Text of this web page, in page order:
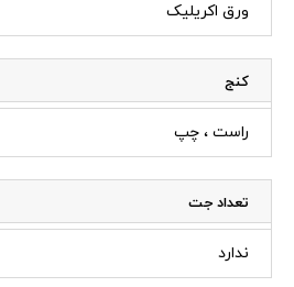
ورق اکریلیک
کنج
راست ، چپ
تعداد جت
ندارد